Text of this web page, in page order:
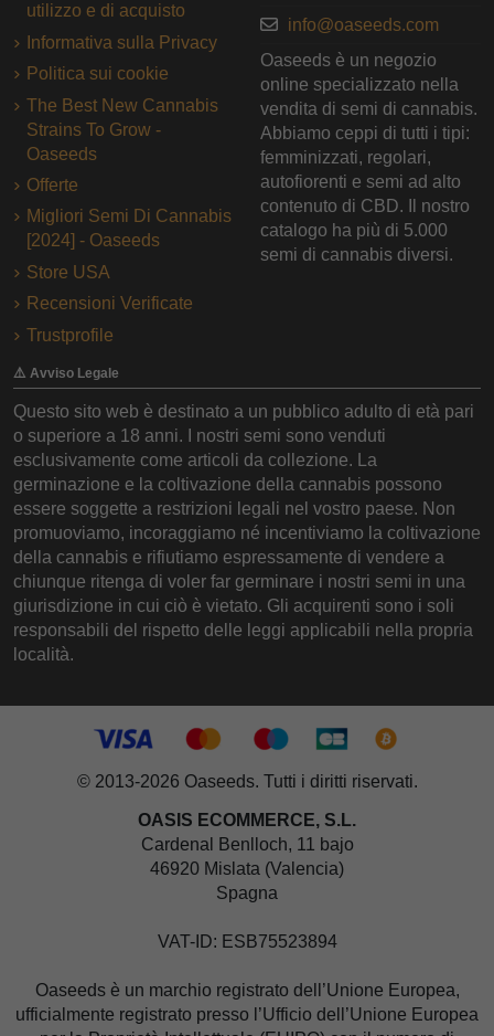
utilizzo e di acquisto
Informativa sulla Privacy
Politica sui cookie
The Best New Cannabis
Strains To Grow -
Oaseeds
Offerte
Migliori Semi Di Cannabis
[2024] - Oaseeds
Store USA
Recensioni Verificate
Trustprofile
info@oaseeds.com
Oaseeds è un negozio
online specializzato nella
vendita di semi di cannabis.
Abbiamo ceppi di tutti i tipi:
femminizzati, regolari,
autofiorenti e semi ad alto
contenuto di CBD. Il nostro
catalogo ha più di 5.000
semi di cannabis diversi.
⚠️ Avviso Legale
Questo sito web è destinato a un pubblico adulto di età pari
o superiore a 18 anni. I nostri semi sono venduti
esclusivamente come articoli da collezione. La
germinazione e la coltivazione della cannabis possono
essere soggette a restrizioni legali nel vostro paese. Non
promuoviamo, incoraggiamo né incentiviamo la coltivazione
della cannabis e rifiutiamo espressamente di vendere a
chiunque ritenga di voler far germinare i nostri semi in una
giurisdizione in cui ciò è vietato. Gli acquirenti sono i soli
responsabili del rispetto delle leggi applicabili nella propria
località.
© 2013-2026 Oaseeds. Tutti i diritti riservati.
OASIS ECOMMERCE, S.L.
Cardenal Benlloch, 11 bajo
46920 Mislata (Valencia)
Spagna
VAT-ID: ESB75523894
Oaseeds è un marchio registrato dell’Unione Europea,
ufficialmente registrato presso l’Ufficio dell’Unione Europea